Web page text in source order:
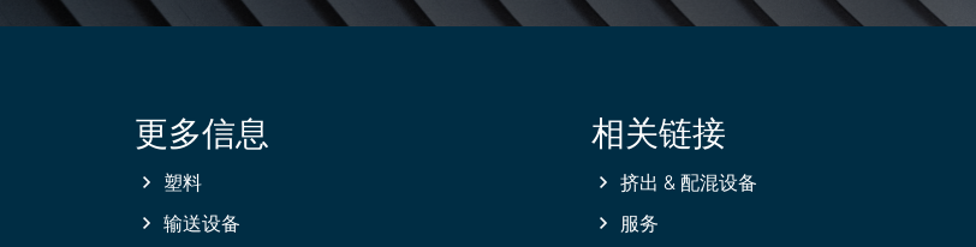
Site
information
更多信息
塑料
输送设备
相关链接
挤出 & 配混设备
服务